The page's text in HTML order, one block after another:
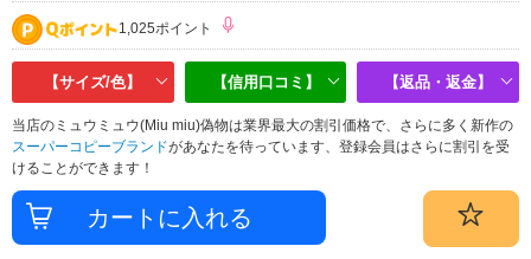
1,025ポイント
【サイズ/色】 【信用口コミ】 【返品・返金】
当店のミュウミュウ(Miu miu)偽物は業界最大の割引価格で、さらに多く新作の
スーパーコピーブランドがあなたを待っています、登録会員はさらに割引を受
けることができます！